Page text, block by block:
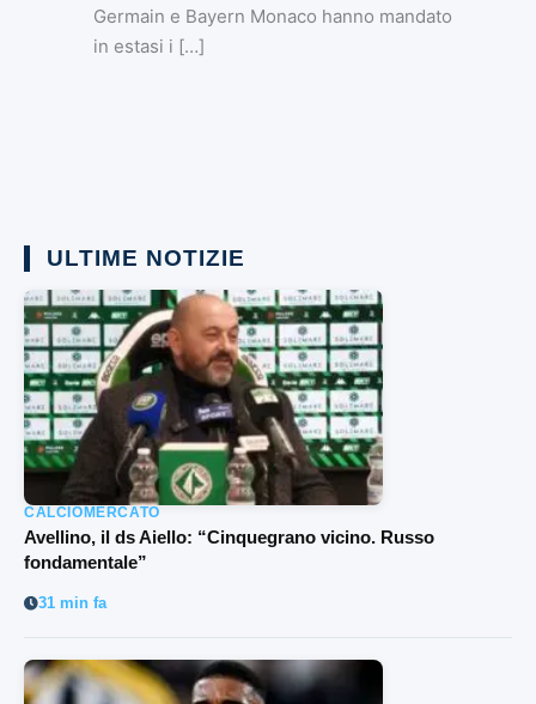
Germain e Bayern Monaco hanno mandato
in estasi i […]
ULTIME NOTIZIE
CALCIOMERCATO
Avellino, il ds Aiello: “Cinquegrano vicino. Russo
fondamentale”
31 min fa